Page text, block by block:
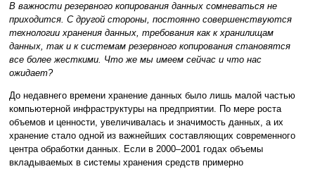
В важности резервного копирования данных сомневаться не
приходится. С другой стороны, постоянно совершенствуются
технологии хранения данных, требования как к хранилищам
данных, так и к системам резервного копирования становятся
все более жесткими. Что же мы имеем сейчас и что нас
ожидает?
До недавнего времени хранение данных было лишь малой частью
компьютерной инфраструктуры на предприятии. По мере роста
объемов и ценности, увеличивалась и значимость данных, а их
хранение стало одной из важнейших составляющих современного
центра обработки данных. Если в 2000–2001 годах объемы
вкладываемых в системы хранения средств примерно